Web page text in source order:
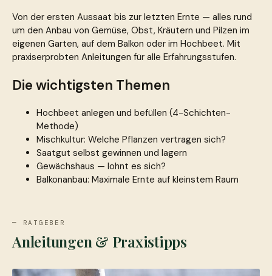
Von der ersten Aussaat bis zur letzten Ernte — alles rund
um den Anbau von Gemüse, Obst, Kräutern und Pilzen im
eigenen Garten, auf dem Balkon oder im Hochbeet. Mit
praxiserprobten Anleitungen für alle Erfahrungsstufen.
Die wichtigsten Themen
Hochbeet anlegen und befüllen (4-Schichten-
Methode)
Mischkultur: Welche Pflanzen vertragen sich?
Saatgut selbst gewinnen und lagern
Gewächshaus — lohnt es sich?
Balkonanbau: Maximale Ernte auf kleinstem Raum
— RATGEBER
Anleitungen & Praxistipps